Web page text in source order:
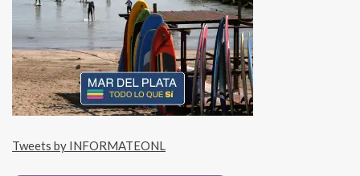
Tweets by INFORMATEONL